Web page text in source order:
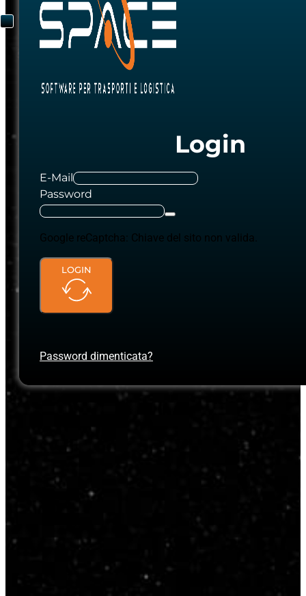
Login
E-Mail
Password
Google reCaptcha: Chiave del sito non valida.
LOGIN
Password dimenticata?